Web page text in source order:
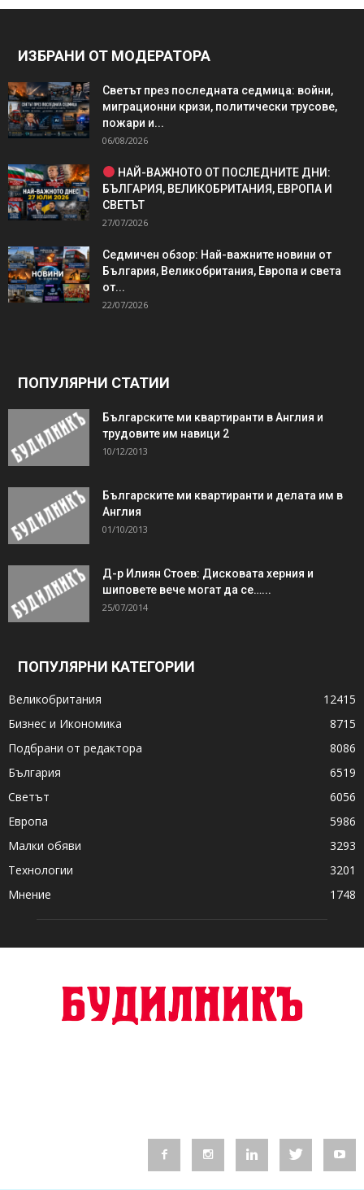
ИЗБРАНИ ОТ МОДЕРАТОРА
Светът през последната седмица: войни,
миграционни кризи, политически трусове,
пожари и...
06/08/2026
НАЙ-ВАЖНОТО ОТ ПОСЛЕДНИТЕ ДНИ:
БЪЛГАРИЯ, ВЕЛИКОБРИТАНИЯ, ЕВРОПА И
СВЕТЪТ
27/07/2026
Седмичен обзор: Най-важните новини от
България, Великобритания, Европа и света
от...
22/07/2026
ПОПУЛЯРНИ СТАТИИ
Българските ми квартиранти в Англия и
трудовите им навици 2
10/12/2013
Българските ми квартиранти и делата им в
Англия
01/10/2013
Д-р Илиян Стоев: Дисковата херния и
шиповете вече могат да се…...
25/07/2014
ПОПУЛЯРНИ КАТЕГОРИИ
Великобритания
12415
Бизнес и Икономика
8715
Подбрани от редактора
8086
България
6519
Светът
6056
Европа
5986
Малки обяви
3293
Технологии
3201
Мнение
1748